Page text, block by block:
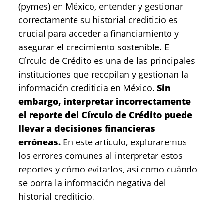
(pymes) en México, entender y gestionar
correctamente su historial crediticio es
crucial para acceder a financiamiento y
asegurar el crecimiento sostenible. El
Círculo de Crédito es una de las principales
instituciones que recopilan y gestionan la
información crediticia en México. Sin
embargo, interpretar incorrectamente
el reporte del Círculo de Crédito puede
llevar a decisiones financieras
erróneas. En este artículo, exploraremos
los errores comunes al interpretar estos
reportes y cómo evitarlos, así como cuándo
se borra la información negativa del
historial crediticio.